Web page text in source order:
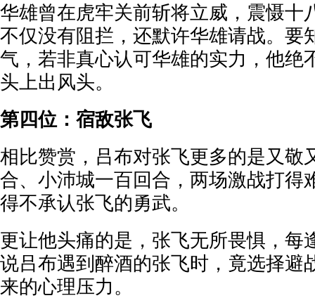
华雄曾在虎牢关前斩将立威，震慑十
不仅没有阻拦，还默许华雄请战。要
气，若非真心认可华雄的实力，他绝
头上出风头。
第四位：宿敌张飞
相比赞赏，吕布对张飞更多的是又敬
合、小沛城一百回合，两场激战打得
得不承认张飞的勇武。
更让他头痛的是，张飞无所畏惧，每
说吕布遇到醉酒的张飞时，竟选择避
来的心理压力。